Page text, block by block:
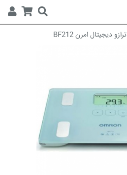
ترازو دیجیتال امرن BF212